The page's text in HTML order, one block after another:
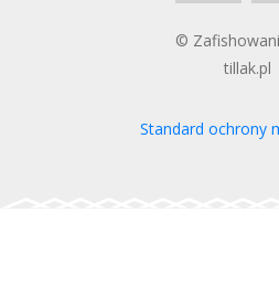
©
tillak.pl
Standard ochrony